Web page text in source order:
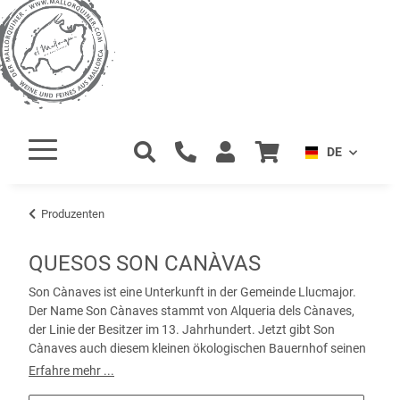
DE
Produzenten
QUESOS SON CANÀVAS
Son Cànaves ist eine Unterkunft in der Gemeinde Llucmajor.
Der Name Son Cànaves stammt von Alqueria dels Cànaves,
der Linie der Besitzer im 13. Jahrhundert. Jetzt gibt Son
Cànaves auch diesem kleinen ökologischen Bauernhof seinen
Namen.
Erfahre mehr ...